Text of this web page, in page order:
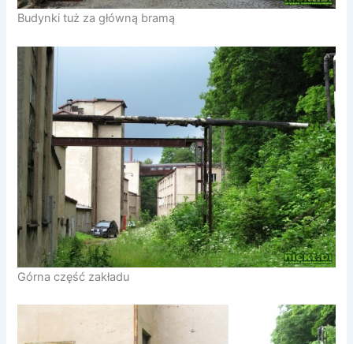
Budynki tuż za główną bramą
Górna część zakładu